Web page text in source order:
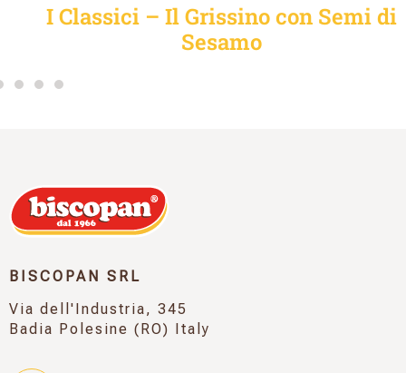
I Classici – Il Grissino con Semi di
Sesamo
BISCOPAN SRL
Via dell'Industria, 345
Badia Polesine (RO) Italy